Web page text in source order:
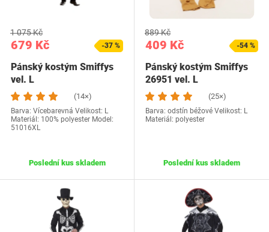
679 Kč
1 075 Kč
-37 %
Pánský kostým Smiffys
vel. L
(14×)
Barva: Vícebarevná Velikost: L
Materiál: 100% polyester Model:
51016XL
Poslední kus skladem
409 Kč
889 Kč
-54 %
Pánský kostým Smiffys
26951 vel. L
(25×)
Barva: odstín béžové Velikost: L
Materiál: polyester
Poslední kus skladem